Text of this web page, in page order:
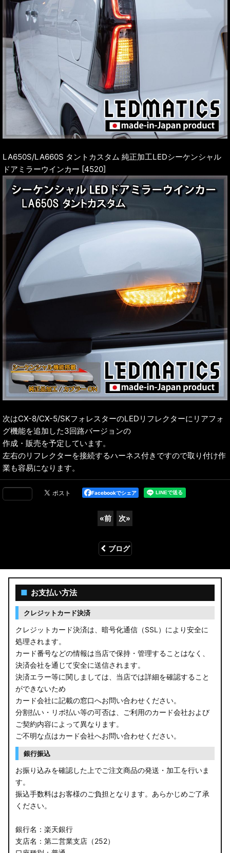
LA650S/LA660S タントカスタム 純正加工LEDシーケンシャル
ドアミラーウインカー [4520]
次はCX-8/CX-5/SKフォレスターのLEDリフレクターにリアフォ
グ機能を追加した3回路バージョンの
作成・販売を予定しています。
左右のリフレクターを接続するハーネス付きですので取り付け作
業も容易になります。
Facebookでシェア
«前 次»
ブログ
■ お支払い方法
クレジットカード決済
クレジットカード決済は、暗号化通信（SSL）により安全に
処理されます。
カード番号などの情報は当店で保持・管理することはなく、
決済会社を通じて安全に送信されます。
決済エラー等に関しましては、当店では詳細を確認すること
ができないため
カード会社に記載の窓口へお問い合わせください。
分割払い・リボ払い等の可否は、ご利用のカード会社および
ご契約内容によって異なります。
ご不明な点はカード会社へお問い合わせください。
銀行振込
お振り込みを確認した上でご注文商品の発送・加工を行いま
す。
振込手数料はお客様のご負担となります。あらかじめご了承
ください。
銀行名：楽天銀行
支店名：第二営業支店（252）